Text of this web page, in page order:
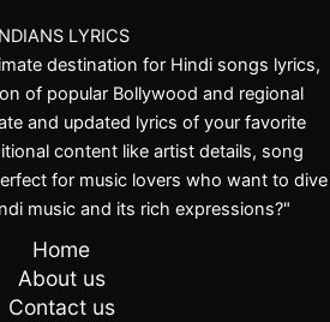
LYRICS
destination for Hindi songs lyrics,
of popular Bollywood and regional
and updated lyrics of your favorite
content like artist details, song
for music lovers who want to dive
music and its rich expressions?"
Home
About us
Contact us